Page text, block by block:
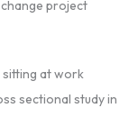
project
sitting at work
sectional study in